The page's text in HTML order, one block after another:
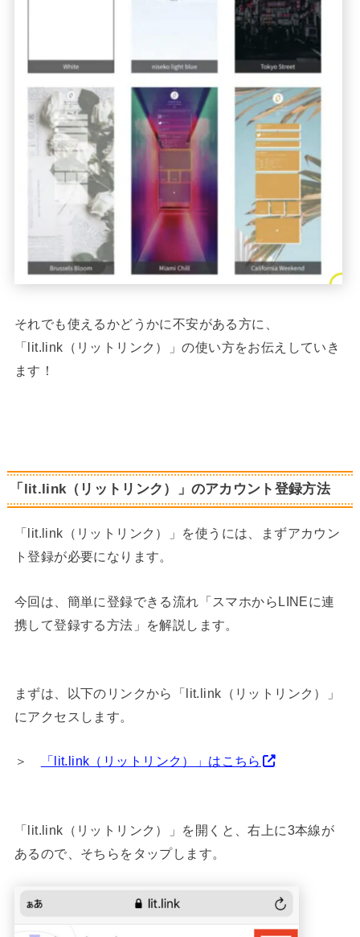
それでも使えるかどうかに不安がある方に、
「lit.link（リットリンク）」の使い方をお伝えしていき
ます！
「lit.link（リットリンク）」のアカウント登録方法
「lit.link（リットリンク）」を使うには、まずアカウン
ト登録が必要になります。
今回は、簡単に登録できる流れ「スマホからLINEに連
携して登録する方法」を解説します。
まずは、以下のリンクから「lit.link（リットリンク）」
にアクセスします。
＞ 「lit.link（リットリンク）」はこちら
「lit.link（リットリンク）」を開くと、右上に3本線が
あるので、そちらをタップします。